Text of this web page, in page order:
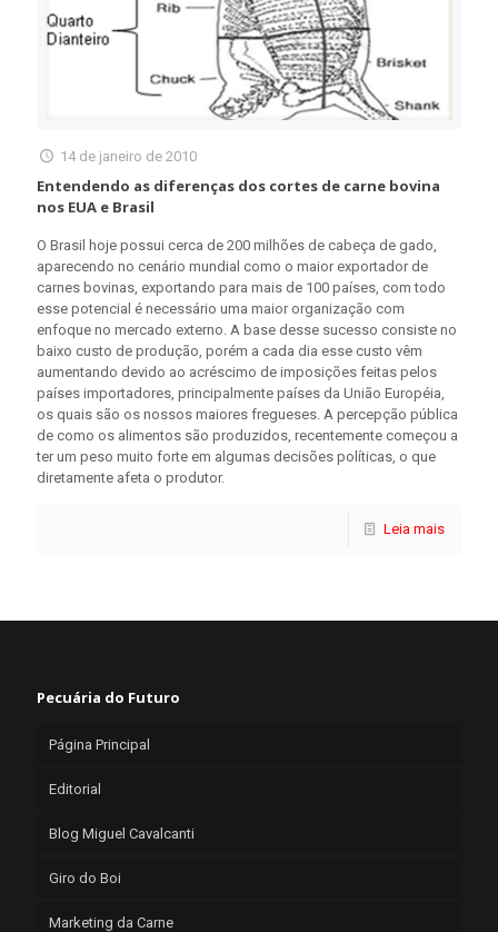
14 de janeiro de 2010
Entendendo as diferenças dos cortes de carne bovina
nos EUA e Brasil
O Brasil hoje possui cerca de 200 milhões de cabeça de gado,
aparecendo no cenário mundial como o maior exportador de
carnes bovinas, exportando para mais de 100 países, com todo
esse potencial é necessário uma maior organização com
enfoque no mercado externo. A base desse sucesso consiste no
baixo custo de produção, porém a cada dia esse custo vêm
aumentando devido ao acréscimo de imposições feitas pelos
países importadores, principalmente países da União Européia,
os quais são os nossos maiores fregueses. A percepção pública
de como os alimentos são produzidos, recentemente começou a
ter um peso muito forte em algumas decisões políticas, o que
diretamente afeta o produtor.
Leia mais
Pecuária do Futuro
Página Principal
Editorial
Blog Miguel Cavalcanti
Giro do Boi
Marketing da Carne